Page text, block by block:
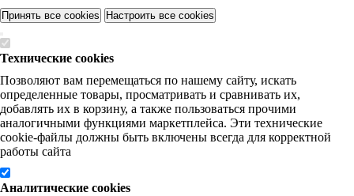
Принять все cookies Настроить все cookies
Технические cookies
Позволяют вам перемещаться по нашему сайту, искать
определенные товары, просматривать и сравнивать их,
добавлять их в корзину, а также пользоваться прочими
аналогичными функциями маркетплейса. Эти технические
cookie-файлы должны быть включены всегда для корректной
работы сайта
Аналитические cookies